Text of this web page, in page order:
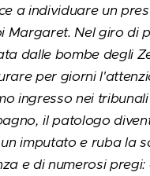
a individuare un
Margaret. Nel giro di
dalle bombe degli
per giorni
ingresso nei
il patologo
imputato e ruba la
e di numerosi